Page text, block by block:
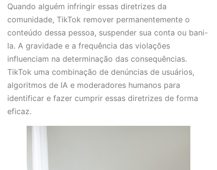
Quando alguém infringir essas diretrizes da
comunidade, TikTok remover permanentemente o
conteúdo dessa pessoa, suspender sua conta ou bani-
la. A gravidade e a frequência das violações
influenciam na determinação das consequências.
TikTok uma combinação de denúncias de usuários,
algoritmos de IA e moderadores humanos para
identificar e fazer cumprir essas diretrizes de forma
eficaz.